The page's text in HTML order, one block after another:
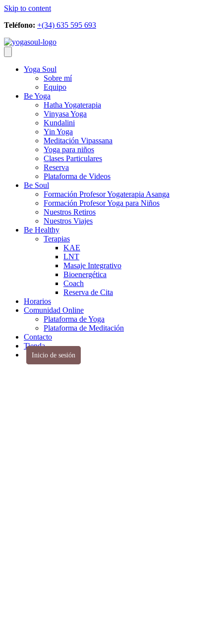
Skip to content
Teléfono: +(34) 635 595 693
Yoga Soul
Sobre mí
Equipo
Be Yoga
Hatha Yogaterapia
Vinyasa Yoga
Kundalini
Yin Yoga
Meditación Vipassana
Yoga para niños
Clases Particulares
Reserva
Plataforma de Videos
Be Soul
Formación Profesor Yogaterapia Asanga
Formación Profesor Yoga para Niños
Nuestros Retiros
Nuestros Viajes
Be Healthy
Terapias
KAE
LNT
Masaje Integrativo
Bioenergética
Coach
Reserva de Cita
Horarios
Comunidad Online
Plataforma de Yoga
Plataforma de Meditación
Contacto
Tienda
Inicio de sesión